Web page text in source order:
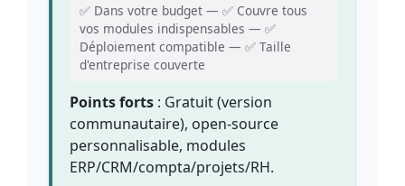
✅ Dans votre budget — ✅ Couvre tous
vos modules indispensables — ✅
Déploiement compatible — ✅ Taille
d'entreprise couverte
Points forts : Gratuit (version
communautaire), open-source
personnalisable, modules
ERP/CRM/compta/projets/RH.